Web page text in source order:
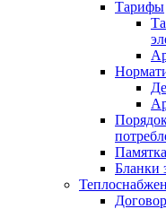
Тарифы
Бланки